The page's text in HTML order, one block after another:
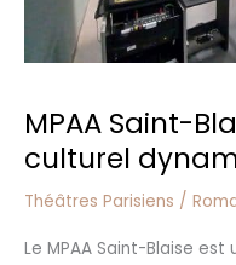
MPAA Saint-
culturel
Théâtres Parisiens /
Le MPAA Saint-Blaise
dynamique
Paris